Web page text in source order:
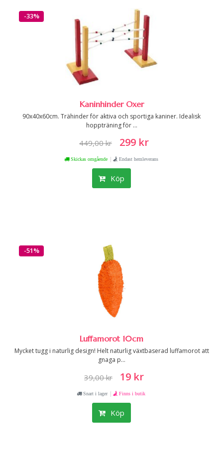
-33%
Kaninhinder Oxer
90x40x60cm. Trähinder för aktiva och sportiga kaniner. Idealisk
hoppträning för ...
449,00 kr 299 kr
Skickas omgående | Endast hemleverans
Köp
-51%
Luffamorot 10cm
Mycket tugg i naturlig design! Helt naturlig växtbaserad luffamorot att
gnaga p...
39,00 kr 19 kr
Snart i lager | Finns i butik
Köp